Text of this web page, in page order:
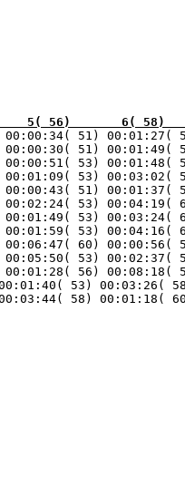
5( 56)       6(
51) 00:01:27(
51) 00:01:49(
53) 00:01:48(
53) 00:03:02(
51) 00:01:37(
53) 00:04:19(
53) 00:03:24(
53) 00:04:16(
60) 00:00:56(
53) 00:02:37(
56) 00:08:18(
53) 00:03:26(
58) 00:01:18(